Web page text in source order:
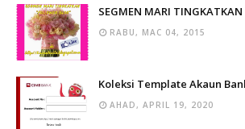
SEGMEN MARI TINGKATKAN
RABU, MAC 04, 2015
Koleksi Template Akaun
AHAD, APRIL 19, 2020